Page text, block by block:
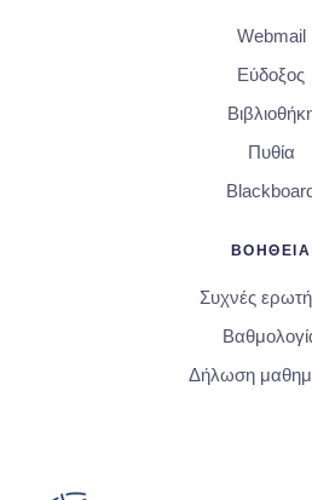
Webmail
Εύδοξος
Πυθία
ΒΟΗΘΕΙΑ
Συχνές
Δήλωση